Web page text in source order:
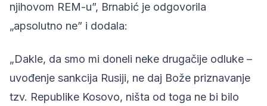
njihovom REM-u”, Brnabić je odgovorila
„apsolutno ne” i dodala:
„Dakle, da smo mi doneli neke drugačije odluke –
uvođenje sankcija Rusiji, ne daj Bože priznavanje
tzv. Republike Kosovo, ništa od toga ne bi bilo